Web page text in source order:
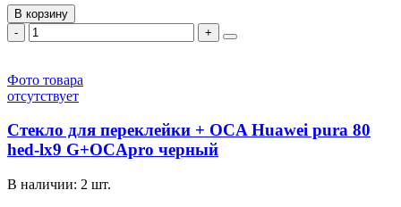
В корзину
-
+
Фото товара
отсутствует
Стекло для переклейки + OCA Huawei pura 80
hed-lx9 G+OCApro черный
В наличии: 2 шт.